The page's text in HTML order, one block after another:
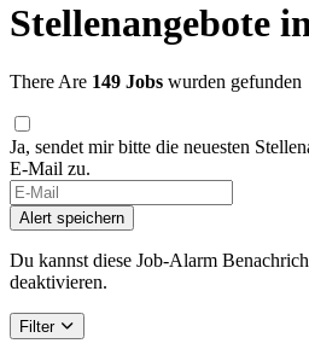
Stellenangebote
There Are 149 Jobs wurden gefunden
Ja, sendet mir bitte die neuesten
E-Mail zu.
If
you
are
a
human,
this
field
Alert speichern
Du kannst diese Job-Alarm
deaktivieren.
Filter